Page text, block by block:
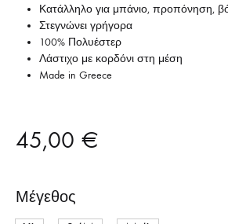
Κατάλληλο για μπάνιο, προπόνηση,
Στεγνώνει γρήγορα
100% Πολυέστερ
Λάστιχο με κορδόνι στη μέση
Made in Greece
45,00 €
Μέγεθος